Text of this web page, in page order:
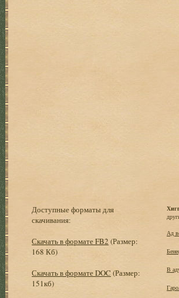
Доступные форматы для
скачивания:
Скачать в формате FB2 (Размер:
168 Кб)
Скачать в формате DOC (Размер:
151кб)
Ад
В